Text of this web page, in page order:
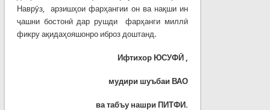
Наврӯз, арзишҳои фарҳангии он ва нақши ин
ҷашни бостонӣ дар рушди фарҳанги миллӣ
фикру ақидаҳояшонро иброз доштанд.
Ифтихор ЮСУФӢ ,
мудири шуъбаи ВАО
ва табъу нашри ПИТФИ.